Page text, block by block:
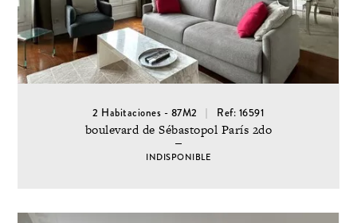
2 Habitaciones - 87M2 Ref: 16591
boulevard de Sébastopol París 2do
INDISPONIBLE